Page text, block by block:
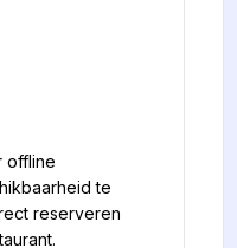
offline
te
reserveren